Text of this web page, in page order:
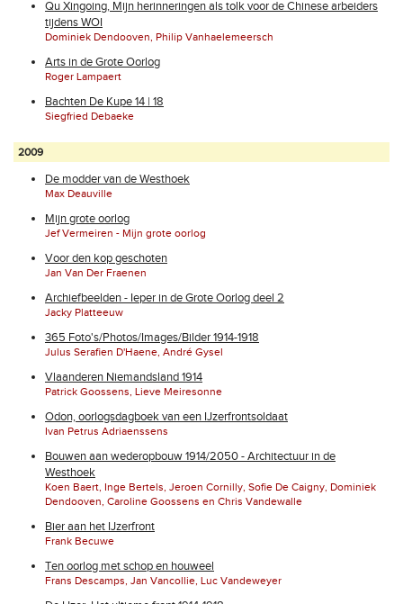
Qu Xingoing, Mijn herinneringen als tolk voor de Chinese arbeiders
tijdens WOI
Dominiek Dendooven, Philip Vanhaelemeersch
Arts in de Grote Oorlog
Roger Lampaert
Bachten De Kupe 14 | 18
Siegfried Debaeke
2009
De modder van de Westhoek
Max Deauville
Mijn grote oorlog
Jef Vermeiren - Mijn grote oorlog
Voor den kop geschoten
Jan Van Der Fraenen
Archiefbeelden - Ieper in de Grote Oorlog deel 2
Jacky Platteeuw
365 Foto's/Photos/Images/Bilder 1914-1918
Julus Serafien D'Haene, André Gysel
Vlaanderen Niemandsland 1914
Patrick Goossens, Lieve Meiresonne
Odon, oorlogsdagboek van een IJzerfrontsoldaat
Ivan Petrus Adriaenssens
Bouwen aan wederopbouw 1914/2050 - Architectuur in de
Westhoek
Koen Baert, Inge Bertels, Jeroen Cornilly, Sofie De Caigny, Dominiek
Dendooven, Caroline Goossens en Chris Vandewalle
Bier aan het IJzerfront
Frank Becuwe
Ten oorlog met schop en houweel
Frans Descamps, Jan Vancollie, Luc Vandeweyer